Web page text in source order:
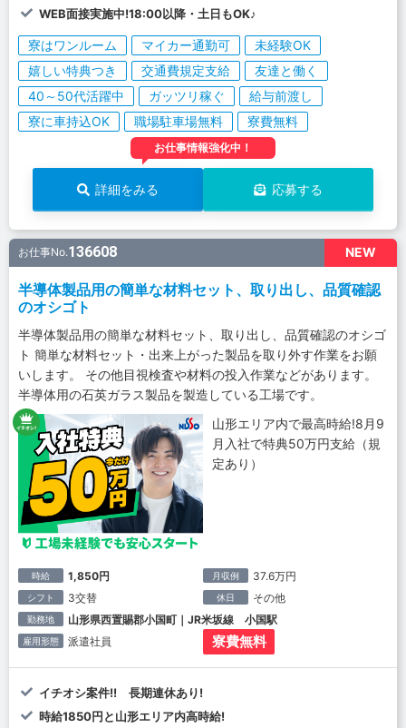
WEB面接実施中!18:00以降・土日もOK♪
寮はワンルーム マイカー通勤可
未経験OK
嬉しい特典つき
交通費規定支給
友達と働く
40～50代活躍中
ガッツリ稼ぐ
給与前渡し
寮に車持込OK
職場駐車場無料 寮費無料
お仕事情報強化中！
詳細をみる 応募する
NEW
お仕事No.136608
半導体製品用の簡単な材料セット、取り出し、品質確認
のオシゴト
半導体製品用の簡単な材料セット、取り出し、品質確認のオシゴ
ト 簡単な材料セット・出来上がった製品を取り外す作業をお願
いします。 その他目視検査や材料の投入作業などがあります。
半導体用の石英ガラス製品を製造している工場です。
山形エリア内で最高時給!8月9
月入社で特典50万円支給（規
定あり）
時給 1,850円 月収例 37.6万円
シフト 3交替 休日 その他
勤務地 山形県西置賜郡小国町｜JR米坂線 小国駅
雇用形態 派遣社員 寮費無料
イチオシ案件!! 長期連休あり!
時給1850円と山形エリア内高時給!